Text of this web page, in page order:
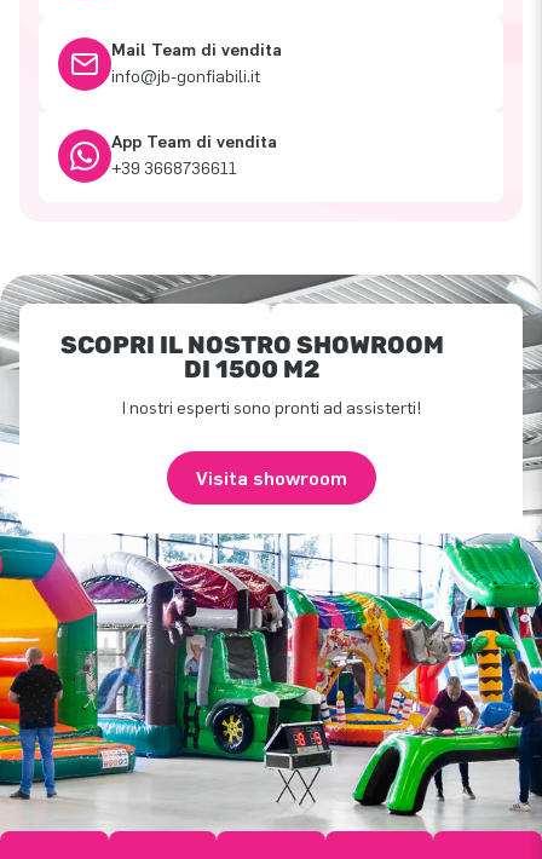
Mail Team di vendita
info@jb-gonfiabili.it
App Team di vendita
+39 3668736611
SCOPRI IL NOSTRO SHOWROOM
DI 1500 M2
I nostri esperti sono pronti ad assisterti!
Visita showroom